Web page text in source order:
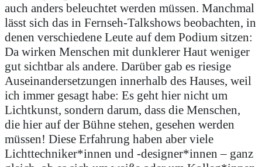
auch anders beleuchtet werden müssen. Manchmal
lässt sich das in Fernseh-Talkshows beobachten, in
denen verschiedene Leute auf dem Podium sitzen:
Da wirken Menschen mit dunklerer Haut weniger
gut sichtbar als andere. Darüber gab es riesige
Auseinandersetzungen innerhalb des Hauses, weil
ich immer gesagt habe: Es geht hier nicht um
Lichtkunst, sondern darum, dass die Menschen,
die hier auf der Bühne stehen, gesehen werden
müssen! Diese Erfahrung haben aber viele
Lichttechniker*innen und -designer*innen – ganz